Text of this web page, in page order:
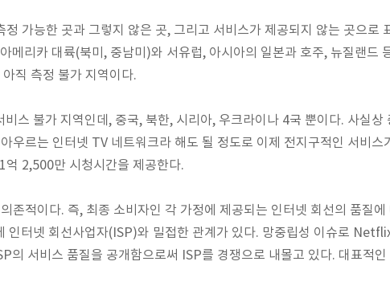
가능한 곳과 그렇지 않은 곳, 그리고 서비스가 제공되지 않는 곳으로
메리카 대륙(북미, 중남미)와 서유럽, 아시아의 일본과 호주, 뉴질랜드
직 측정 불가 지역이다.
스 불가 지역인데, 중국, 북한, 시리아, 우크라이나 4국 뿐이다. 사실상
우르는 인터넷 TV 네트워크라 해도 될 정도로 이제 전지구적인 서비스
억 2,500만 시청시간을 제공한다.
존적이다. 즉, 최종 소비자인 각 가정에 제공되는 인터넷 회선의 품질에
인터넷 회선사업자( ISP)와 밀접한 관계가 있다. 망중립성 이슈로
의 서비스 품질을 공개함으로써 ISP를 경쟁으로 내몰고 있다. 대표적인